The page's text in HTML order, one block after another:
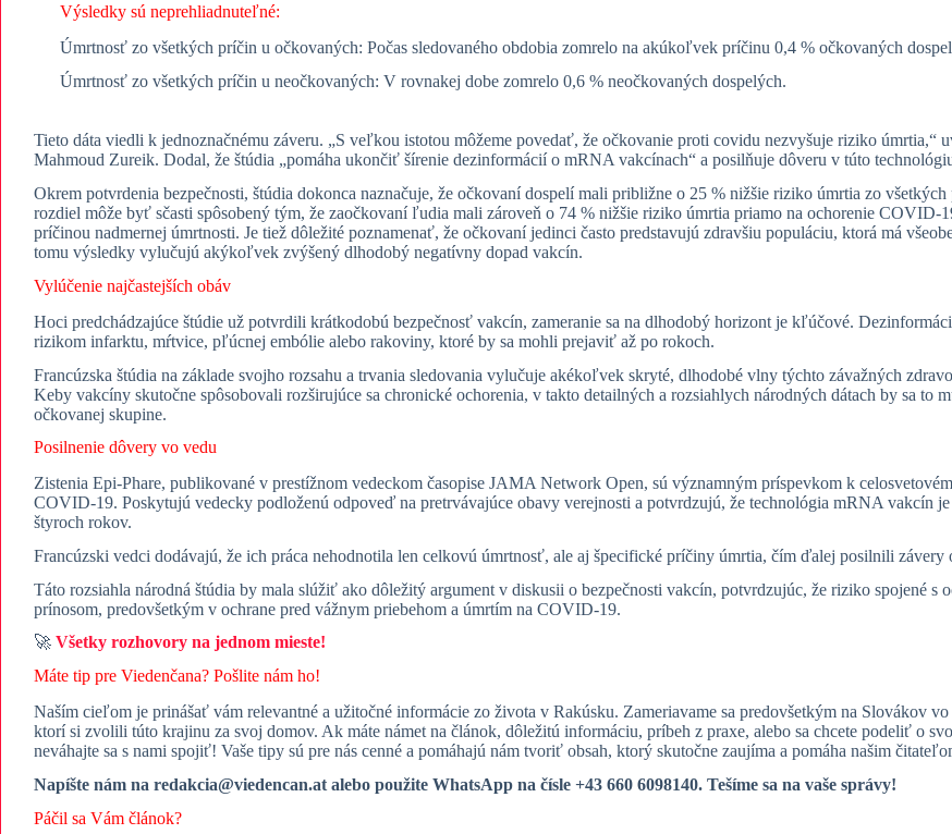
​Výsledky sú neprehliadnuteľné:
​Úmrtnosť zo všetkých príčin u očkovaných: Počas sledovaného obdobia zomrelo na akúkoľvek príčinu 0,4 % očkovaných
​Úmrtnosť zo všetkých príčin u neočkovaných: V rovnakej dobe zomrelo 0,6 % neočkovaných dospelých.
​Tieto dáta viedli k jednoznačnému záveru. „S veľkou istotou môžeme povedať, že očkovanie proti covidu nezvyšuje riziko úmrtia,“
Mahmoud Zureik. Dodal, že štúdia „pomáha ukončiť šírenie dezinformácií o mRNA vakcínach“ a posilňuje dôveru v túto
​Okrem potvrdenia bezpečnosti, štúdia dokonca naznačuje, že očkovaní dospelí mali približne o 25 % nižšie riziko úmrtia zo
rozdiel môže byť sčasti spôsobený tým, že zaočkovaní ľudia mali zároveň o 74 % nižšie riziko úmrtia priamo na ochorenie COVID-
príčinou nadmernej úmrtnosti. Je tiež dôležité poznamenať, že očkovaní jedinci často predstavujú zdravšiu populáciu, ktorá má
tomu výsledky vylučujú akýkoľvek zvýšený dlhodobý negatívny dopad vakcín.
​Vylúčenie najčastejších obáv
​Hoci predchádzajúce štúdie už potvrdili krátkodobú bezpečnosť vakcín, zameranie sa na dlhodobý horizont je kľúčové.
rizikom infarktu, mŕtvice, pľúcnej embólie alebo rakoviny, ktoré by sa mohli prejaviť až po rokoch.
​Francúzska štúdia na základe svojho rozsahu a trvania sledovania vylučuje akékoľvek skryté, dlhodobé vlny týchto závažných
Keby vakcíny skutočne spôsobovali rozširujúce sa chronické ochorenia, v takto detailných a rozsiahlych národných dátach by sa to
očkovanej skupine.
​Posilnenie dôvery vo vedu
​Zistenia Epi-Phare, publikované v prestížnom vedeckom časopise JAMA Network Open, sú významným príspevkom k
COVID-19. Poskytujú vedecky podloženú odpoveď na pretrvávajúce obavy verejnosti a potvrdzujú, že technológia mRNA vakcín je
štyroch rokov.
​Francúzski vedci dodávajú, že ich práca nehodnotila len celkovú úmrtnosť, ale aj špecifické príčiny úmrtia, čím ďalej posilnili závery
​Táto rozsiahla národná štúdia by mala slúžiť ako dôležitý argument v diskusii o bezpečnosti vakcín, potvrdzujúc, že riziko spojené s
prínosom, predovšetkým v ochrane pred vážnym priebehom a úmrtím na COVID-19.
🚀 Všetky rozhovory na jednom mieste!
Máte tip pre Viedenčana? Pošlite nám ho!
Naším cieľom je prinášať vám relevantné a užitočné informácie zo života v Rakúsku. Zameriavame sa predovšetkým na Slovákov
ktorí si zvolili túto krajinu za svoj domov. Ak máte námet na článok, dôležitú informáciu, príbeh z praxe, alebo sa chcete podeliť o
neváhajte sa s nami spojiť! Vaše tipy sú pre nás cenné a pomáhajú nám tvoriť obsah, ktorý skutočne zaujíma a pomáha našim
Napíšte nám na redakcia@viedencan.at alebo použite WhatsApp na čísle +43 660 6098140. Tešíme sa na vaše správy!
Páčil sa Vám článok?